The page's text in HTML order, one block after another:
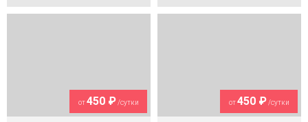
от450 ₽/сутки от450 ₽/сутки